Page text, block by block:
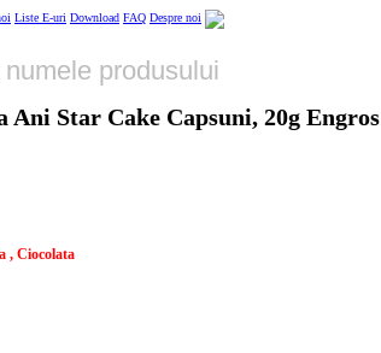
Liste E-uri Download FAQ Despre noi
Star Cake Capsuni, 20g Engros
, Ciocolata